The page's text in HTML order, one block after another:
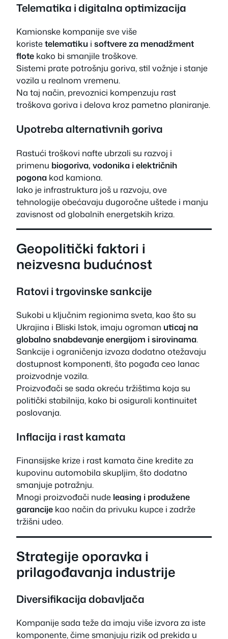
Telematika i digitalna optimizacija
Kamionske kompanije sve više
koristetelematiku i softvere za menadžment
flote kako bi smanjile troškove.
Sistemi prate potrošnju goriva, stil vožnje i stanje
vozila u realnom vremenu.
Na taj način, prevoznici kompenzuju rast
troškova goriva i delova kroz pametno planiranje.
Upotreba alternativnih goriva
Rastući troškovi nafte ubrzali su razvoj i
primenu biogoriva, vodonika i električnih
pogona kod kamiona.
Iako je infrastruktura još u razvoju, ove
tehnologije obećavaju dugoročne uštede i manju
zavisnost od globalnih energetskih kriza.
Geopolitički faktori i
neizvesna budućnost
Ratovi i trgovinske sankcije
Sukobi u ključnim regionima sveta, kao što su
Ukrajina i Bliski Istok, imaju ogroman uticaj na
globalno snabdevanje energijom i sirovinama.
Sankcije i ograničenja izvoza dodatno otežavaju
dostupnost komponenti, što pogađa ceo lanac
proizvodnje vozila.
Proizvođači se sada okreću tržištima koja su
politički stabilnija, kako bi osigurali kontinuitet
poslovanja.
Inflacija i rast kamata
Finansijske krize i rast kamata čine kredite za
kupovinu automobila skupljim, što dodatno
smanjuje potražnju.
Mnogi proizvođači nude leasing i produžene
garancije kao način da privuku kupce i zadrže
tržišni udeo.
Strategije oporavka i
prilagođavanja industrije
Diversifikacija dobavljača
Kompanije sada teže da imaju više izvora za iste
komponente, čime smanjuju rizik od prekida u